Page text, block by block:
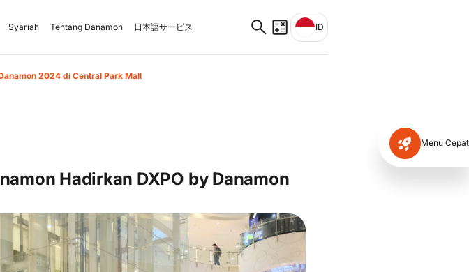
Syariah Tentang Danamon 日本語サービス ID
2024 di Central Park Mall
Menu Cepat
Hadirkan DXPO by Danamon